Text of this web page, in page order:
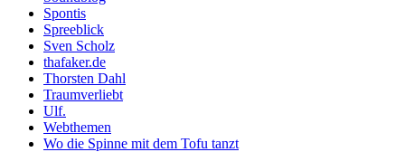
Spontis
Spreeblick
Sven Scholz
thafaker.de
Thorsten Dahl
Traumverliebt
Ulf.
Webthemen
Wo die Spinne mit dem Tofu tanzt